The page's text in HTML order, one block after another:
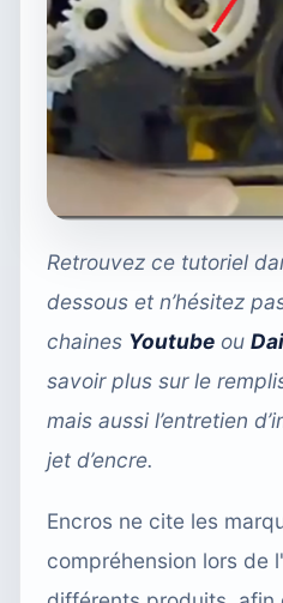
Retrouvez ce tutoriel
dessous et n’hésitez
chaines Youtube ou
savoir plus sur le
mais aussi l’entretien
jet d’encre.
Encros ne cite les
compréhension lors de